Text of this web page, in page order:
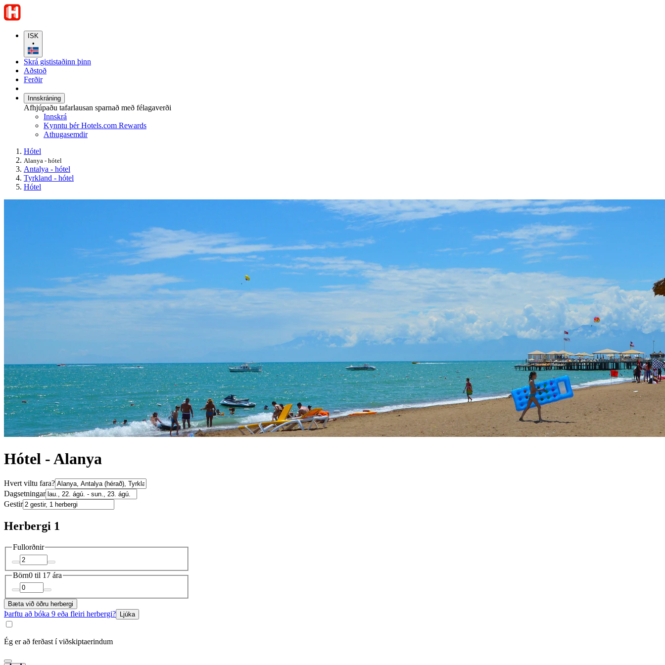
ISK
•
Skrá gististaðinn þinn
Aðstoð
Ferðir
Innskráning
Afhjúpaðu tafarlausan sparnað með félagaverði
Innskrá
Kynntu þér Hotels.com Rewards
Athugasemdir
Hótel
Alanya - hótel
Antalya - hótel
Tyrkland - hótel
Hótel
Hótel - Alanya
Hvert viltu fara?
Dagsetningar
Gestir
Herbergi 1
Fullorðnir
Börn0 til 17 ára
Bæta við öðru herbergi
Þarftu að bóka 9 eða fleiri herbergi? Ljúka
Ég er að ferðast í viðskiptaerindum